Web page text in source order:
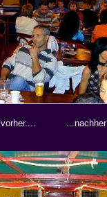
vorher.... ...nachher